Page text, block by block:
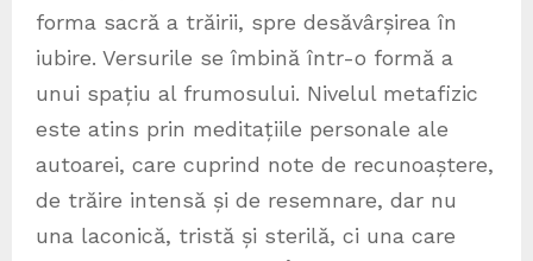
forma sacră a trăirii, spre desăvârșirea în
iubire. Versurile se îmbină într-o formă a
unui spațiu al frumosului. Nivelul metafizic
este atins prin meditațiile personale ale
autoarei, care cuprind note de recunoaștere,
de trăire intensă și de resemnare, dar nu
una laconică, tristă și sterilă, ci una care